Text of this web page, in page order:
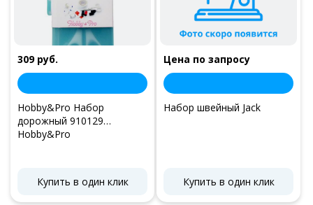
309 руб.
Hobby&Pro Набор
дорожный 910129
Hobby&Pro
Купить в один клик
Цена по запросу
Набор швейный Jack
Купить в один клик